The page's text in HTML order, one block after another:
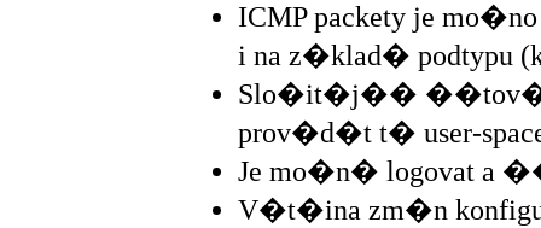
ICMP packety je
i na z�klad� podtypu
Slo�it�j��
prov�d�t t� user-
Je mo�n� logovat a
V�t�ina zm�n